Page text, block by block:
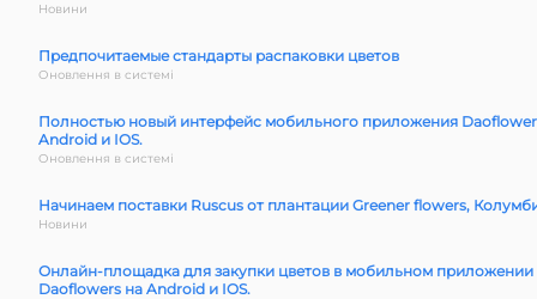
Новини
Предпочитаемые стандарты распаковки цветов
Оновлення в системі
Полностью новый интерфейс мобильного приложения
Android и IOS.
Оновлення в системі
Начинаем поставки Ruscus от плантации Greener flowers,
Новини
Онлайн-площадка для закупки цветов в мобильном приложении
Daoflowers на Android и IOS.